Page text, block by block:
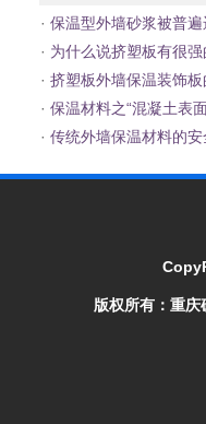
· 保温型外墙砂浆被普
· 为什么说挤塑板有很
· 挤塑板外墙保温装饰
· 保温材料之“混凝土表
· 传统外墙保温材料的
版权所有： 重庆